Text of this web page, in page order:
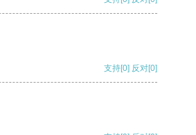
支持[0] 反对[0]